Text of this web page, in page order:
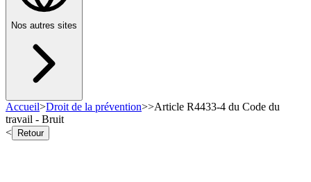
Nos autres sites
Accueil>Droit de la prévention>>Article R4433-4 du Code du
travail - Bruit
<
Retour